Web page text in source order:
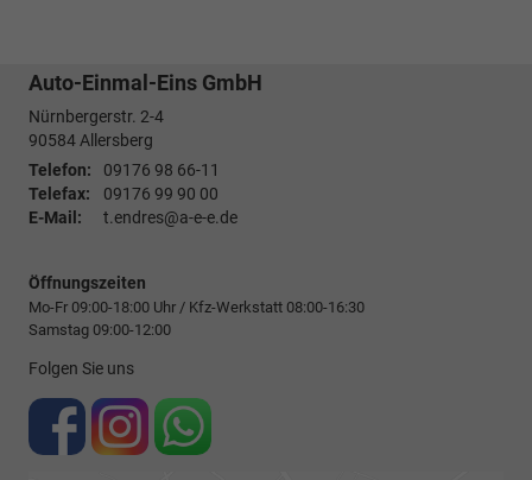
Auto-Einmal-Eins GmbH
Nürnbergerstr. 2-4
90584Allersberg
Telefon:
09176 98 66-11
Telefax:
09176 99 90 00
E-Mail:
t.endres@a-e-e.de
Öffnungszeiten
Mo-Fr 09:00-18:00 Uhr / Kfz-Werkstatt 08:00-16:30
Samstag 09:00-12:00
Folgen Sie uns